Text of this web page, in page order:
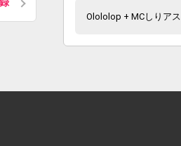
Olololop + MCしりアス